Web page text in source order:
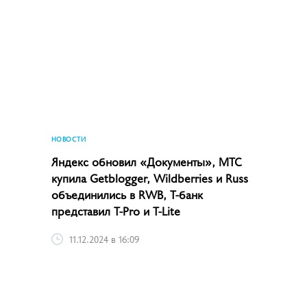
НОВОСТИ
Яндекс обновил «Документы», МТС
купила Getblogger, Wildberries и Russ
объединились в RWB, Т-банк
представил T-Pro и T-Lite
11.12.2024 в 16:09